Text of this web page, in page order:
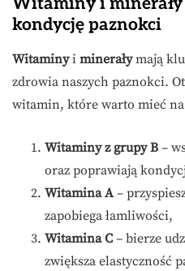
kondycję paznokci
Witaminyi minerałymają
zdrowia naszych paznokci.
witamin, które warto mieć na
Witaminy z grupy B –
oraz poprawiają
Witamina A –
zapobiega łamliwości,
Witamina C – bierze
zwiększa elastyczność